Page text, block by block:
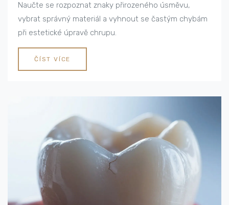
Naučte se rozpoznat znaky přirozeného úsměvu,
vybrat správný materiál a vyhnout se častým chybám
při estetické úpravě chrupu.
ČÍST VÍCE